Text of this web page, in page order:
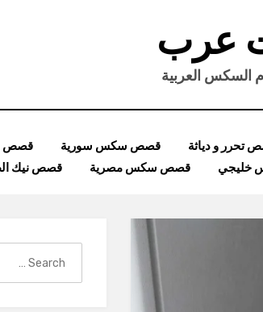
عرب
العربية
تحرر و دياثة قصص سكس سورية
قصص
قصص سكس مصرية قصص نيك